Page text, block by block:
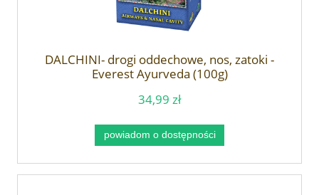
DALCHINI- drogi oddechowe, nos, zatoki -
Everest Ayurveda (100g)
34,99 zł
powiadom o dostępności